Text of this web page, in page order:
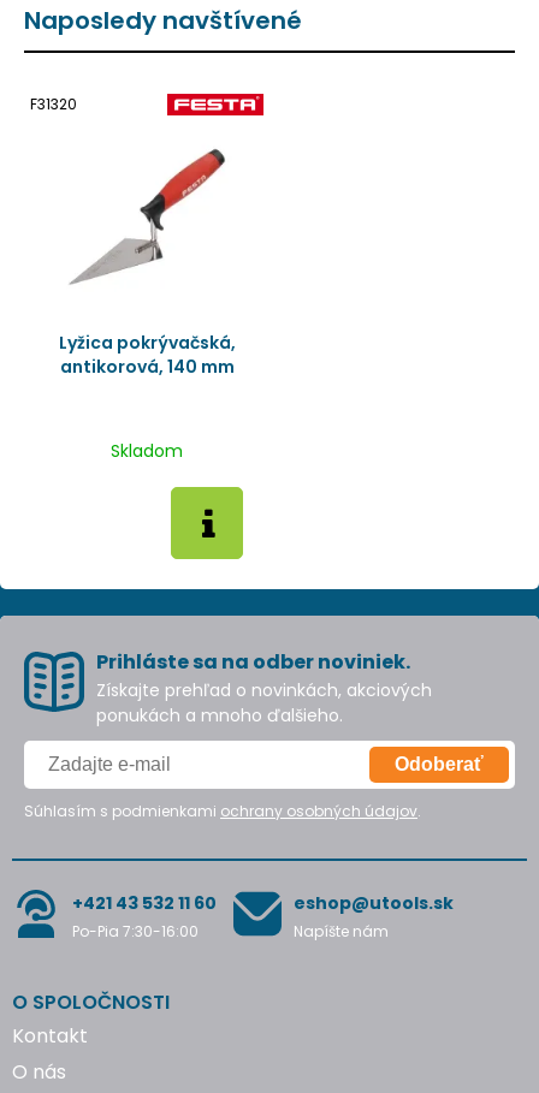
Naposledy navštívené
F31320
Lyžica pokrývačská,
antikorová, 140 mm
Skladom
Prihláste sa na odber noviniek.
Získajte prehľad o novinkách, akciových
ponukách a mnoho ďalšieho.
Odoberať
Súhlasím s podmienkami ochrany osobných údajov.
+421 43 532 11 60
Po-Pia 7:30-16:00
eshop@utools.sk
Napíšte nám
O SPOLOČNOSTI
Kontakt
O nás